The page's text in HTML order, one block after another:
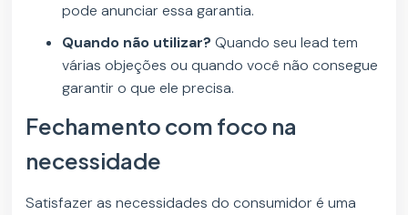
pode anunciar essa garantia.
Quando não utilizar? Quando seu lead tem
várias objeções ou quando você não consegue
garantir o que ele precisa.
Fechamento com foco na
necessidade
Satisfazer as necessidades do consumidor é uma